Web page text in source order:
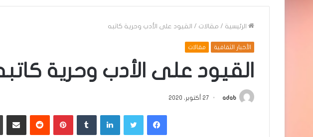
الرئيسية / مقالات / القيود على الأدب وحرية كاتبه
الأخبار الثقافية مقالات
القيود على الأدب وحرية
adab 27 أكتوبر، 2020
فيسبوكتويتر لينكدإن ‏Tumblr بينتيريست
‏Reddit مشاركة